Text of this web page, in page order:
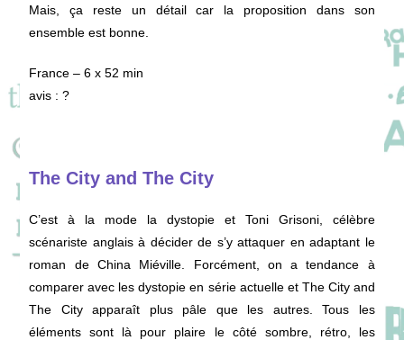
Mais, ça reste un détail car la proposition dans son
ensemble est bonne.
France – 6 x 52 min
avis : ?
The City and The City
C’est à la mode la dystopie et Toni Grisoni, célèbre
scénariste anglais à décider de s’y attaquer en adaptant le
roman de China Miéville. Forcément, on a tendance à
comparer avec les dystopie en série actuelle et The City and
The City apparaît plus pâle que les autres. Tous les
éléments sont là pour plaire le côté sombre, rétro, les